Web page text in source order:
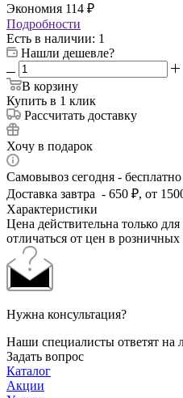
Экономия 114 ₽
Подробности
Есть в наличии: 1
Нашли дешевле?
В корзину
Купить в 1 клик
Рассчитать доставку
Хочу в подарок
Самовывоз сегодня - бесплатно
Доставка завтра - 650 ₽, от
Характеристики
Цена действительна только
отличаться от цен в розничных
Нужна консультация?
Наши специалисты ответят
Задать вопрос
Каталог
Акции